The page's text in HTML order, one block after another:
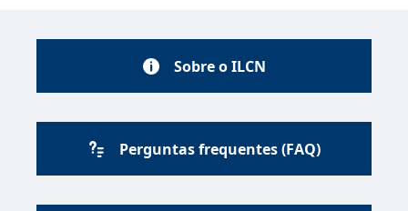
Sobre o ILCN
Perguntas frequentes (FAQ)